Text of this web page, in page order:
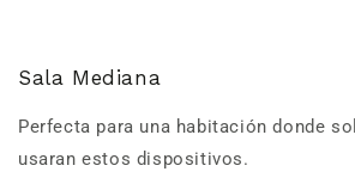
Sala Mediana
Perfecta para una habitación donde
usaran estos dispositivos.